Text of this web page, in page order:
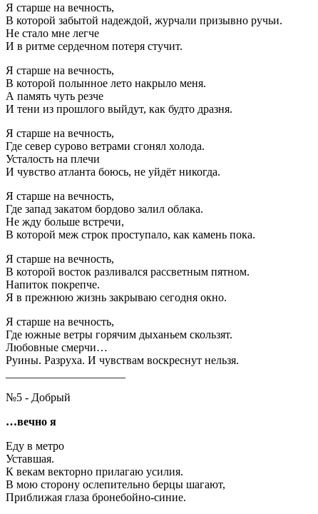
Я старше на вечность,
В которой забытой надеждой, журчали призывно ручьи.
Не стало мне легче
И в ритме сердечном потеря стучит.
Я старше на вечность,
В которой полынное лето накрыло меня.
А память чуть резче
И тени из прошлого выйдут, как будто дразня.
Я старше на вечность,
Где север сурово ветрами сгонял холода.
Усталость на плечи
И чувство атланта боюсь, не уйдёт никогда.
Я старше на вечность,
Где запад закатом бордово залил облака.
Не жду больше встречи,
В которой меж строк проступало, как камень пока.
Я старше на вечность,
В которой восток разливался рассветным пятном.
Напиток покрепче.
Я в прежнюю жизнь закрываю сегодня окно.
Я старше на вечность,
Где южные ветры горячим дыханьем скользят.
Любовные смерчи…
Руины. Разруха. И чувствам воскреснут нельзя.
№5 - Добрый
…вечно я
Еду в метро
Уставшая.
К векам векторно прилагаю усилия.
В мою сторону ослепительно берцы шагают,
Приближая глаза бронебойно-синие.